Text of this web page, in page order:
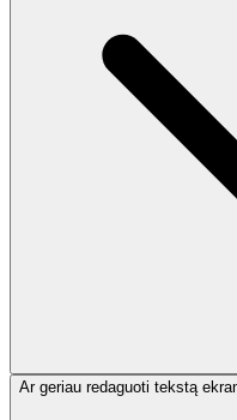
Ar geriau redaguoti tekstą